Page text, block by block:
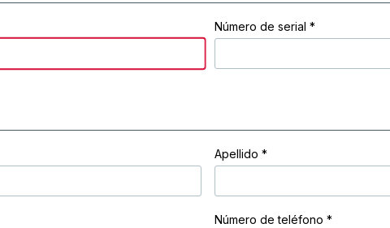
Número de serial *
Apellido *
Número de teléfono *